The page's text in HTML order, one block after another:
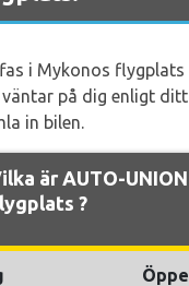
i Mykonos
på dig enligt
in bilen.
är AUTO-
?